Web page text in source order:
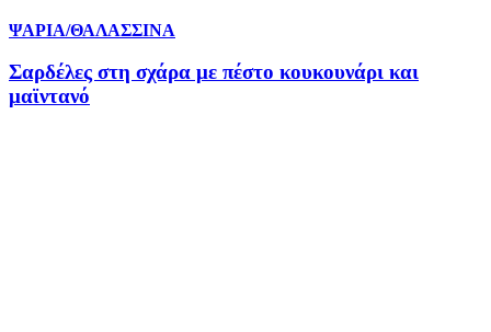
ΨΑΡΙΑ/ΘΑΛΑΣΣΙΝΑ
Σαρδέλες στη σχάρα με πέστο κουκουνάρι και
μαϊντανό